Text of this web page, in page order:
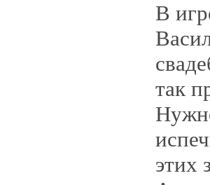
В
так
этих